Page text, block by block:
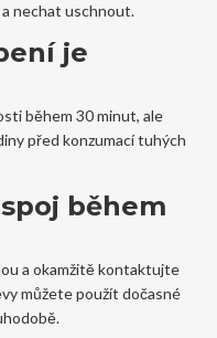
nechat uschnout.
je
během 30 minut, ale
před konzumací tuhých
během
a okamžitě kontaktujte
můžete použít dočasné